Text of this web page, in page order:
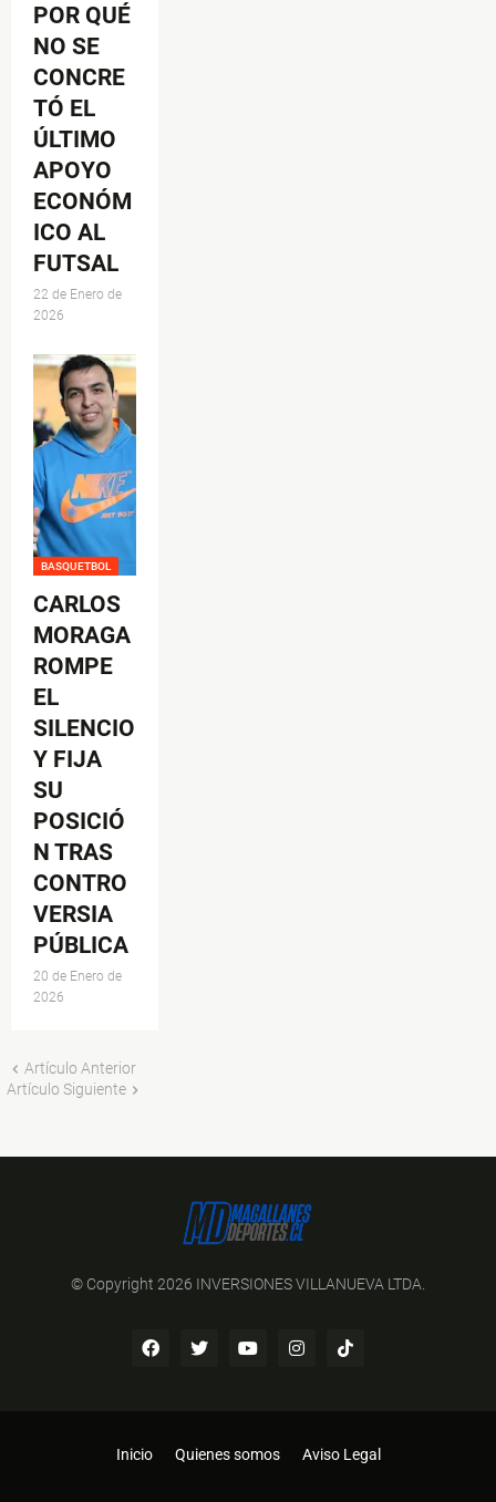
POR QUÉ
NO SE
CONCRE
TÓ EL
ÚLTIMO
APOYO
ECONÓM
ICO AL
FUTSAL
22 de Enero de
2026
BASQUETBOL
CARLOS
MORAGA
ROMPE
EL
SILENCIO
Y FIJA
SU
POSICIÓ
N TRAS
CONTRO
VERSIA
PÚBLICA
20 de Enero de
2026
Artículo Anterior
Artículo Siguiente
© Copyright 2026 INVERSIONES VILLANUEVA LTDA.
Inicio Quienes somos Aviso Legal